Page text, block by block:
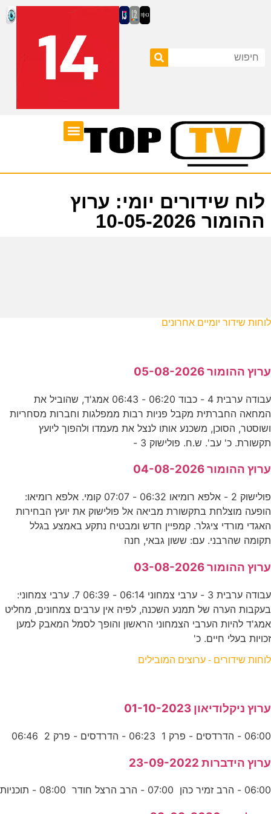
לוח שידורים יומי: ערוץ
ההומור 10-05-2026
לוחות שידור יומיים אחרונים
ערוץ ההומור 05-08-2026
עבודה ערבית 4 - כבוד 06:20 - 06:43 אמג'ד, שהוביל את
המחאה החברתית מקבל פניות רבות ממפלגות וחברות מסחריות
ושוסטר, הסוכן, משכנע אותו לנצל את מעמדו ולהפוך ליועץ
תקשורת. כ' עב'. ש.ח. פולישוק 3 -
ערוץ ההומור 04-08-2026
פולישוק 2 - אלפא רומיאו 06:32 - 07:07 קומי. אלפא רומיאו:
הופעה מוצלחת בתקשורת מביאה אל פולישוק את יועץ הבחירות
האגדי מורדי ציגלר. קמפיין חדש ומבטיח נתקע באמצע בגלל
תקומה שהרבני. עם: ששון גבאי, חנה
ערוץ ההומור 03-08-2026
עבודה ערבית 3 - ערבי צמחוני 06:14 - 06:39 7. ערבי צמחוני:
בעקבות הערה של תמנע השכנה, לפיה אין ערבים צמחונים, מחליט
אמג'ד להיות הערבי הצמחוני הראשון והופך לסמל המאבק למען
זכויות בעלי חיים. כ'
לוחות שידורים - ערוצים המובילים
ערוץ ניקלודיאון 01-10-2023
06:00 - הדרדסים - פרק 1 06:23 - הדרדסים - פרק 2 06:46
ערוץ הידברות 23-09-2022
06:00 - הרב זמיר כהן 07:00 - הרב הרצל חודר 08:00 - תוכניות